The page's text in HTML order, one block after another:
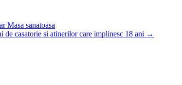
Masa sanatoasa
casatorie si atinerilor care implinesc 18 ani →